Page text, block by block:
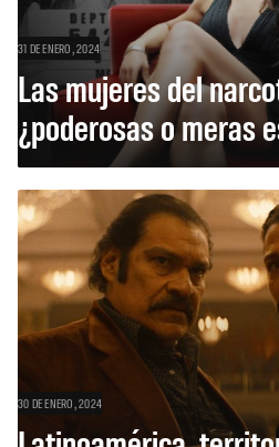
31 DE ENERO, 2024
Las mujeres del
¿poderosas o meras
30 DE ENERO, 2024